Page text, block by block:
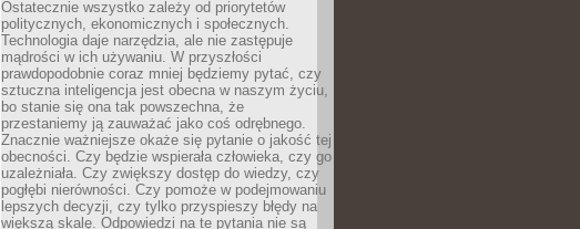
Ostatecznie wszystko zależy od priorytetów
politycznych, ekonomicznych i społecznych.
Technologia daje narzędzia, ale nie zastępuje
mądrości w ich używaniu. W przyszłości
prawdopodobnie coraz mniej będziemy pytać, czy
sztuczna inteligencja jest obecna w naszym życiu,
bo stanie się ona tak powszechna, że
przestaniemy ją zauważać jako coś odrębnego.
Znacznie ważniejsze okaże się pytanie o jakość tej
obecności. Czy będzie wspierała człowieka, czy go
uzależniała. Czy zwiększy dostęp do wiedzy, czy
pogłębi nierówności. Czy pomoże w podejmowaniu
lepszych decyzji, czy tylko przyspieszy błędy na
większą skalę. Odpowiedzi na te pytania nie są